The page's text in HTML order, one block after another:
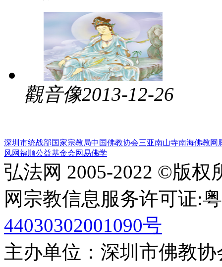
觀音像2013-12-26
深圳市统战部国家宗教局中国佛教协会三亚南山寺南海佛教网
风网福顺公益基金会网易佛学
弘法网 2005-2022 ©版权
网宗教信息服务许可证:
44030302001090号
主办单位：深圳市佛教